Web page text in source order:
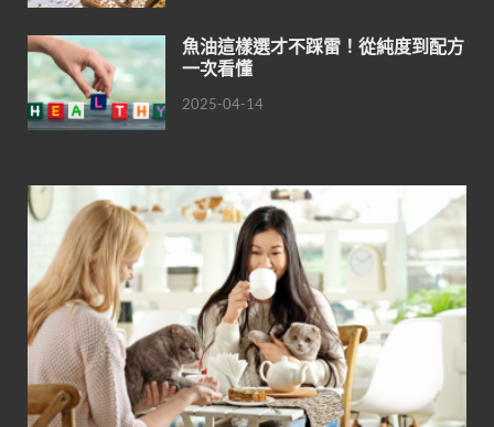
魚油這樣選才不踩雷！從純度到配方
一次看懂
2025-04-14